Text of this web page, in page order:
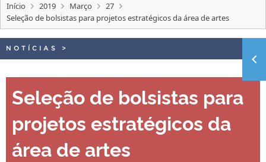
EDITAIS
TELEFONES
Início 2019 Março
27
Seleção de bolsistas para projetos estratégicos da área de artes
NOTÍCIAS >
Seleção de bolsistas para
projetos estratégicos da
área de artes